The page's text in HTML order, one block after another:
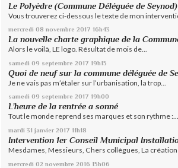
Le Polyèdre (Commune Déléguée de
Vous trouverez ci-dessous le texte de mon
mercredi 08 novembre 2017 16h43
La nouvelle charte graphique de la
Alors le voilà, LE logo. Résultat de mois de...
samedi 09 septembre 2017 19h15
Quoi de neuf sur la commune déléguée de
Je ne vais pas m’étaler sur l’urbanisation, la trop...
samedi 09 septembre 2017 19h00
L’heure de la rentrée a sonné
Tout le monde reprend ses marques et son rythme :...
mardi 31 janvier 2017 11h18
Intervention 1er Conseil Municipal
Mesdames, Messieurs, Chers collègues, La création
mercredi 02 novembre 2016 15h06